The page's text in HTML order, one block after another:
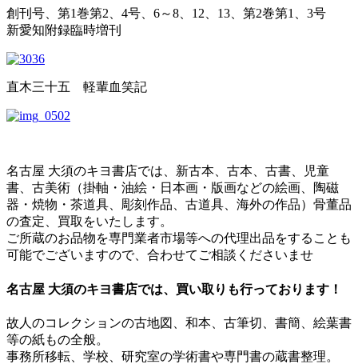
創刊号、第1巻第2、4号、6～8、12、13、第2巻第1、3号
新愛知附録臨時増刊
直木三十五 軽輩血笑記
名古屋 大須のキヨ書店では、新古本、古本、古書、児童
書、古美術（掛軸・油絵・日本画・版画などの絵画、陶磁
器・焼物・茶道具、彫刻作品、古道具、海外の作品）骨董品
の査定、買取をいたします。
ご所蔵のお品物を専門業者市場等への代理出品をすることも
可能でございますので、合わせてご相談くださいませ
名古屋 大須のキヨ書店では、買い取りも行っております！
故人のコレクションの古地図、和本、古筆切、書簡、絵葉書
等の紙もの全般。
事務所移転、学校、研究室の学術書や専門書の蔵書整理。